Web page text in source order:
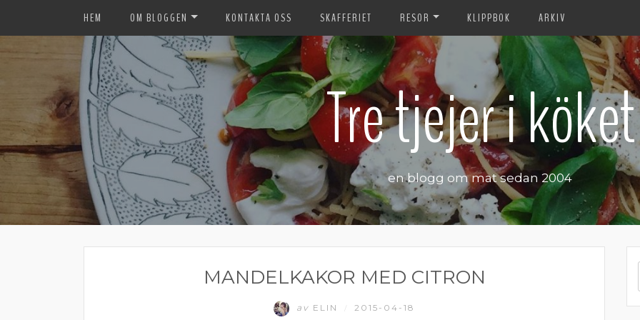
HEM OM BLOGGEN KONTAKTA OSS SKAFFERIET RESOR KLIPPBOK ARKIV
Tre tjejer i köket
en blogg om mat sedan 2004
MANDELKAKOR MED CITRON
av ELIN 2015-04-18